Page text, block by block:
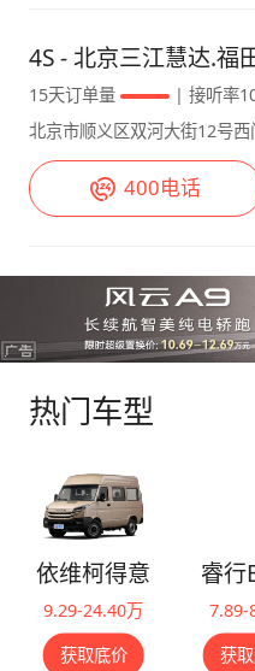
4S - 北京三江慧达.福
15天订单量
| 接听率
北京市顺义区双河大街12号西
400电话
热门车型
依维柯得意
9.29-24.40万
获取底价
睿行
7.89-
获